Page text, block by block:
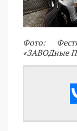
Фото:
«ЗАВОДные